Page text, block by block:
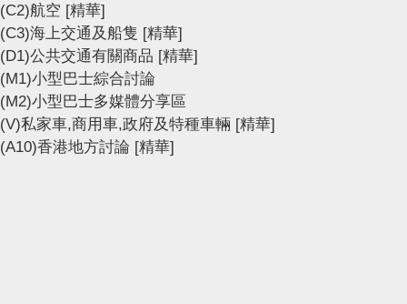
(C2)航空 [精華]
(C3)海上交通及船隻 [精華]
(D1)公共交通有關商品 [精華]
(M1)小型巴士綜合討論
(M2)小型巴士多媒體分享區
(V)私家車,商用車,政府及特種車輛 [精華]
(A10)香港地方討論 [精華]